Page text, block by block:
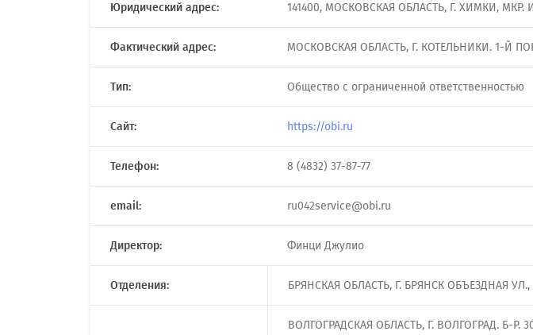
Юридический адрес: 141400, МОСКОВСКАЯ ОБЛАСТЬ, Г. ХИМКИ, МКР.
Фактический адрес: МОСКОВСКАЯ ОБЛАСТЬ, Г. КОТЕЛЬНИКИ. 1-Й
Тип: Общество с ограниченной ответственностью
Сайт: https://obi.ru
Телефон: 8 (4832) 37-87-77
email: ru042service@obi.ru
Директор: Финци Джулио
Отделения: БРЯНСКАЯ ОБЛАСТЬ, Г. БРЯНСК ОБЪЕЗДНАЯ УЛ.,
ВОЛГОГРАДСКАЯ ОБЛАСТЬ, Г. ВОЛГОГРАД. Б-Р.